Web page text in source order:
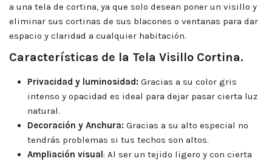
a una tela de cortina, ya que solo desean poner un visillo y
eliminar sus cortinas de sus blacones o ventanas para dar
espacio y claridad a cualquier habitación.
Características de la Tela Visillo Cortina.
Privacidad y luminosidad: Gracias a su color gris
intenso y opacidad es ideal para dejar pasar cierta luz
natural.
Decoración y Anchura: Gracias a su alto especial no
tendrás problemas si tus techos son altos.
Ampliación visual: Al ser un tejido ligero y con cierta